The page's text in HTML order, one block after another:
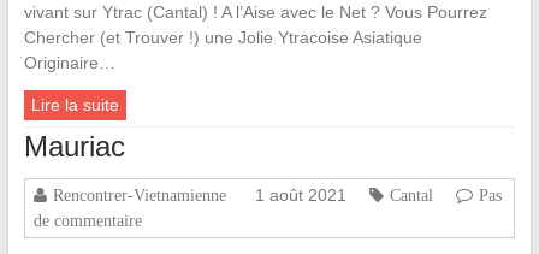
vivant sur Ytrac (Cantal) ! A l’Aise avec le Net ? Vous Pourrez
Chercher (et Trouver !) une Jolie Ytracoise Asiatique
Originaire…
Lire la suite
Mauriac
Rencontrer-Vietnamienne 1 août 2021 Cantal
Pas
de commentaire